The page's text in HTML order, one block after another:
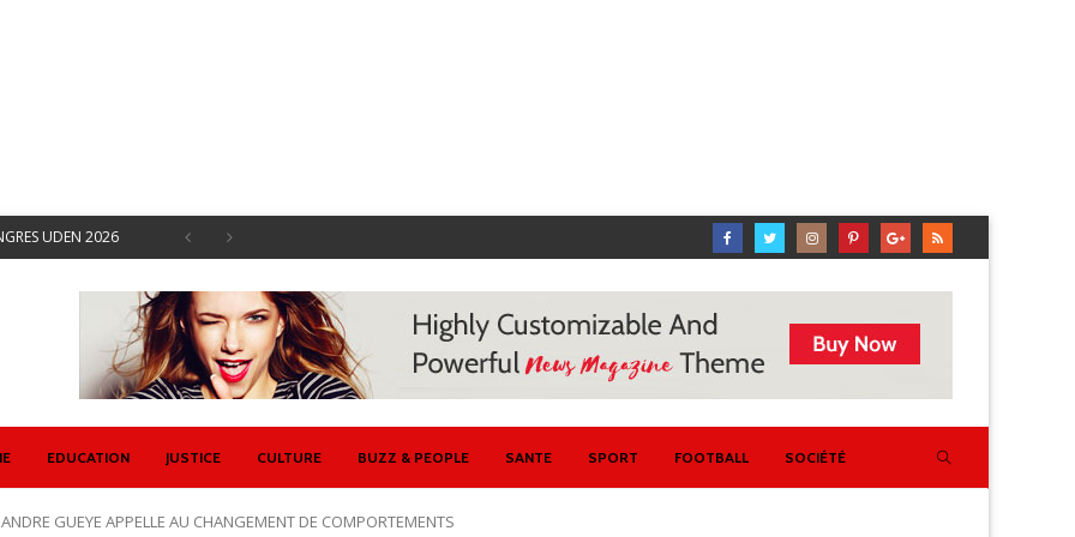
UDEN 2026
SYNDICALES AVRIL
CONTRE ETAT
SE DOTE D’UN
EDUCATION JUSTICE CULTURE BUZZ & PEOPLE SANTE SPORT FOOTBALL SOCIÉTÉ
GUEYE APPELLE AU CHANGEMENT DE COMPORTEMENTS